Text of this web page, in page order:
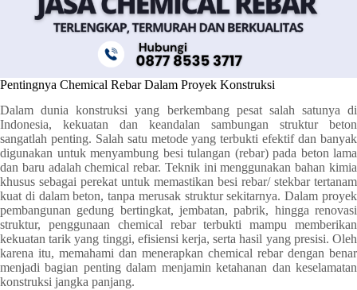
Pentingnya Chemical Rebar Dalam Proyek Konstruksi
Dalam dunia konstruksi yang berkembang pesat salah satunya di
Indonesia, kekuatan dan keandalan sambungan struktur beton
sangatlah penting. Salah satu metode yang terbukti efektif dan banyak
digunakan untuk menyambung besi tulangan (rebar) pada beton lama
dan baru adalah chemical rebar. Teknik ini menggunakan bahan kimia
khusus sebagai perekat untuk memastikan besi rebar/ stekbar tertanam
kuat di dalam beton, tanpa merusak struktur sekitarnya. Dalam proyek
pembangunan gedung bertingkat, jembatan, pabrik, hingga renovasi
struktur, penggunaan chemical rebar terbukti mampu memberikan
kekuatan tarik yang tinggi, efisiensi kerja, serta hasil yang presisi. Oleh
karena itu, memahami dan menerapkan chemical rebar dengan benar
menjadi bagian penting dalam menjamin ketahanan dan keselamatan
konstruksi jangka panjang.